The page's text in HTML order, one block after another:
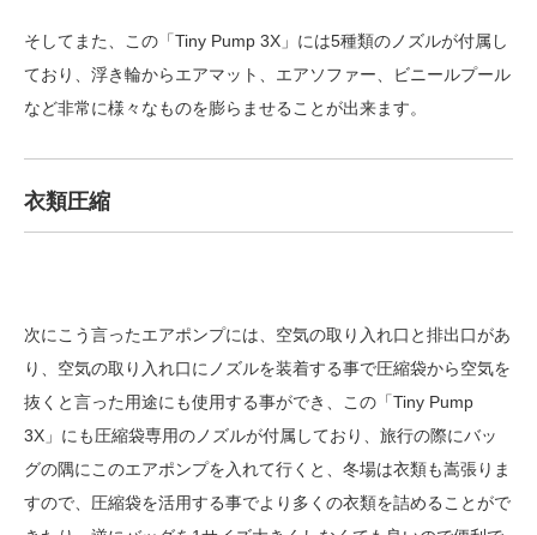
そしてまた、この「Tiny Pump 3X」には5種類のノズルが付属し
ており、浮き輪からエアマット、エアソファー、ビニールプール
など非常に様々なものを膨らませることが出来ます。
衣類圧縮
次にこう言ったエアポンプには、空気の取り入れ口と排出口があ
り、空気の取り入れ口にノズルを装着する事で圧縮袋から空気を
抜くと言った用途にも使用する事ができ、この「Tiny Pump
3X」にも圧縮袋専用のノズルが付属しており、旅行の際にバッ
グの隅にこのエアポンプを入れて行くと、冬場は衣類も嵩張りま
すので、圧縮袋を活用する事でより多くの衣類を詰めることがで